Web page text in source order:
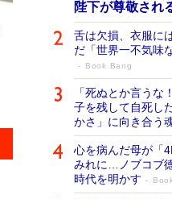
陛下が尊敬され
舌は欠損、衣服に
だ「世界一不気味
Book Bang
「死ぬとか言う
子を残して自死し
かさ」に向き合う
心を病んだ母が「
みれに…ノブコブ
時代を明かす